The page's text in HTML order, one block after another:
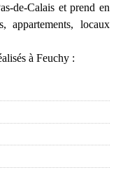
de-Calais et prend en
appartements, locaux
à Feuchy :